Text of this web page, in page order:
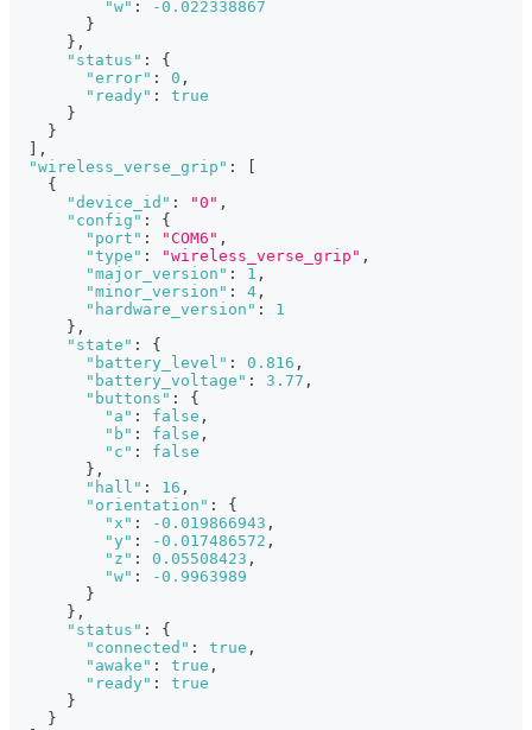
"w" :
-0.022338867
}
} ,
"status" :
{
"error" : 0 ,
"ready" :
true
}
}
,
"wireless_verse_grip" :
{
"device_id" : "0" ,
"config" :
{
"port" : "COM6" ,
"type" : "wireless_verse_grip" ,
"major_version" : 1 ,
"minor_version" : 4 ,
"hardware_version" :
1
} ,
"state" :
{
"battery_level" : 0.816 ,
"battery_voltage" : 3.77 ,
"buttons" :
{
"a" : false ,
"b" : false ,
"c" :
false
} ,
"hall" : 16 ,
"orientation" :
{
"x" : -0.019866943 ,
"y" : -0.017486572 ,
"z" : 0.05508423 ,
"w" :
-0.9963989
}
} ,
"status" :
{
"connected" : true ,
"awake" : true ,
"ready" :
true
}
}